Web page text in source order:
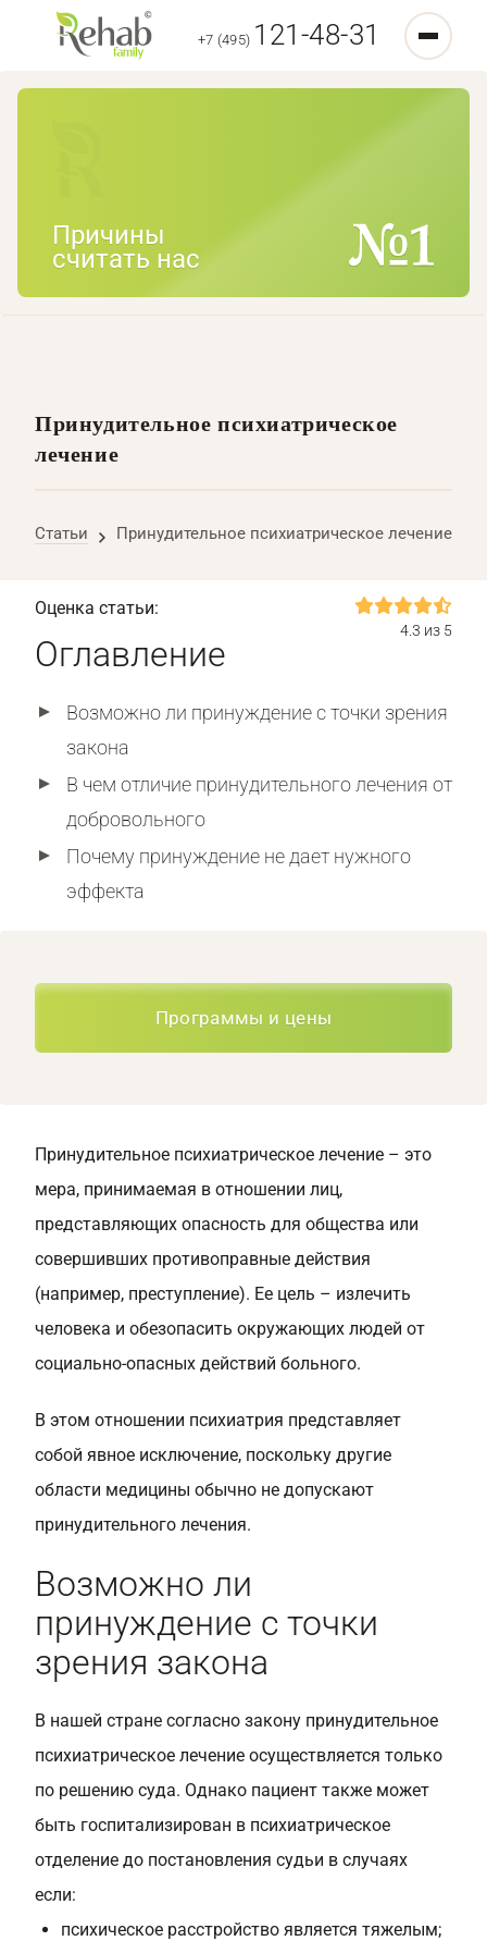
+7 (495) 121-48-31
Причины
считать нас
Принудительное психиатрическое
лечение
Статьи Принудительное психиатрическое лечение
Оценка статьи:
4.3 из 5
Оглавление
Возможно ли принуждение с точки зрения
закона
В чем отличие принудительного лечения от
добровольного
Почему принуждение не дает нужного
эффекта
Программы и цены
Принудительное психиатрическое лечение – это
мера, принимаемая в отношении лиц,
представляющих опасность для общества или
совершивших противоправные действия
(например, преступление). Ее цель – излечить
человека и обезопасить окружающих людей от
социально-опасных действий больного.
В этом отношении психиатрия представляет
собой явное исключение, поскольку другие
области медицины обычно не допускают
принудительного лечения.
Возможно ли
принуждение с точки
зрения закона
В нашей стране согласно закону принудительное
психиатрическое лечение осуществляется только
по решению суда. Однако пациент также может
быть госпитализирован в психиатрическое
отделение до постановления судьи в случаях
если:
психическое расстройство является тяжелым;